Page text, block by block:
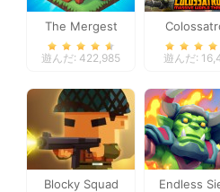
The Mergest
Kingdom
遊んだ: 422,985 遊んだ:
Blocky Squad Endless